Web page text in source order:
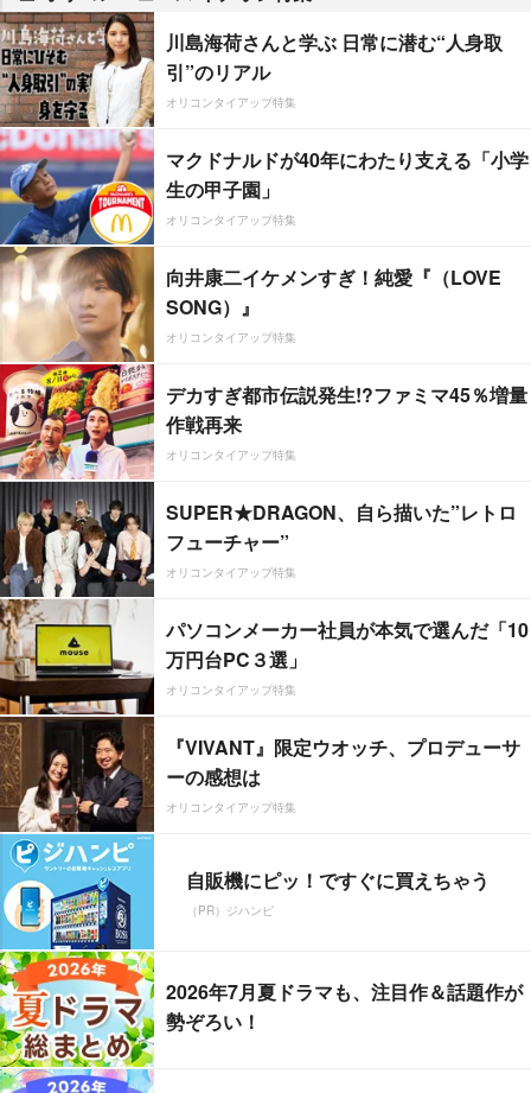
川島海荷さんと学ぶ 日常に潜む“人身取
引”のリアル
オリコンタイアップ特集
マクドナルドが40年にわたり支える「小学
生の甲子園」
オリコンタイアップ特集
向井康二イケメンすぎ！純愛『（LOVE
SONG）』
オリコンタイアップ特集
デカすぎ都市伝説発生!?ファミマ45％増量
作戦再来
オリコンタイアップ特集
SUPER★DRAGON、自ら描いた”レトロ
フューチャー”
オリコンタイアップ特集
パソコンメーカー社員が本気で選んだ「10
万円台PC３選」
オリコンタイアップ特集
『VIVANT』限定ウオッチ、プロデューサ
ーの感想は
オリコンタイアップ特集
自販機にピッ！ですぐに買えちゃう
（PR）ジハンピ
2026年7月夏ドラマも、注目作＆話題作が
勢ぞろい！